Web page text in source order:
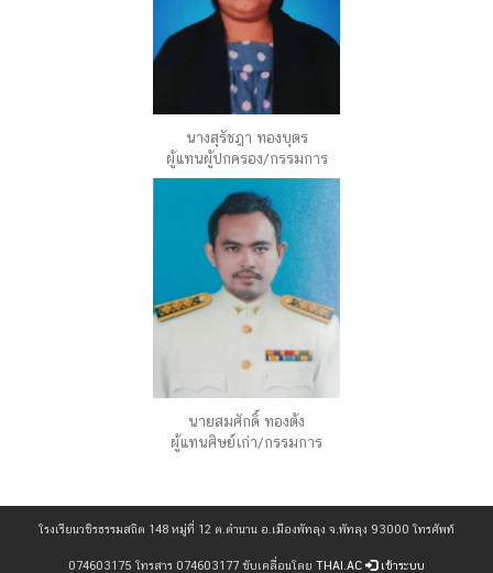
นางสุรัชฎา ทองบุตร
ผู้แทนผู้ปกครอง/กรรมการ
นายสมศักดิ์ ทองต้ง
ผู้แทนศิษย์เก่า/กรรมการ
โรงเรียนวชิรธรรมสถิต 148 หมู่ที่ 12 ต.ตำนาน อ.เมืองพัทลุง จ.พัทลุง 93000 โทรศัพท์
074603175 โทรสาร 074603177 ขับเคลื่อนโดย THAI.AC เข้าระบบ